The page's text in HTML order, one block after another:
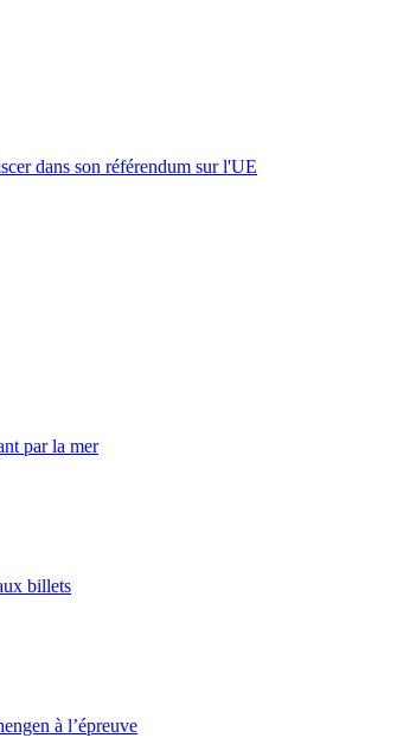
dans son référendum sur l'UE
par la mer
billets
à l’épreuve